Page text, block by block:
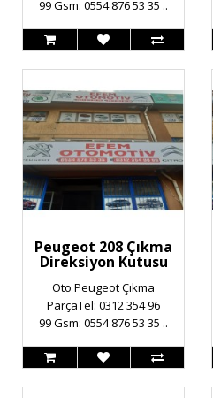
99 Gsm: 0554 876 53 35 ..
Peugeot 208 Çıkma
Direksiyon Kutusu
Oto Peugeot Çıkma
ParçaTel: 0312 354 96
99 Gsm: 0554 876 53 35 ..